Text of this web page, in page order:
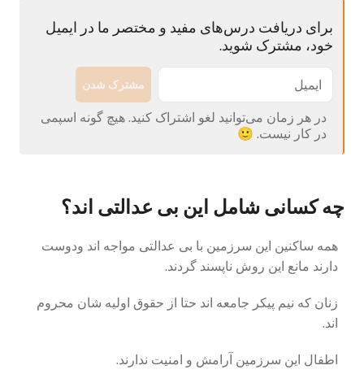
برای دریافت درس‌های مفید و مختصر ما در ایمیل
خود، مشترک شوید.
مشترک شدن
در هر زمان می‌توانید لغو اشتراک کنید. هیچ گونه اسپمی
در کار نیست. 🙂
چه کسانی شامل این بی عدالتی اند؟
همه ساکنین این سرزمین با بی عدالتی مواجه اند ودوست
دارند مانع این روش ناپسند گردند.
زنان که نیم پیکر جامعه اند حتا از حقوق اولیه شان محروم
اند.
اطفال این سرزمین آرامش و امنیت ندارند.